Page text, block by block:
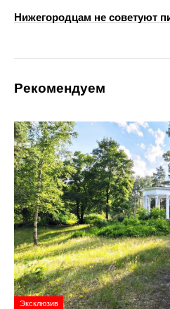
Нижегородцам не советуют
Рекомендуем
Эксклюзив